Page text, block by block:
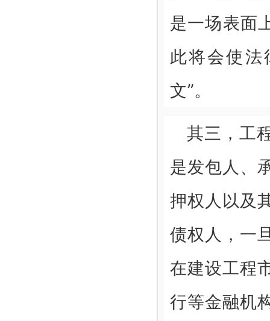
是一场表面
此将会使法
文”。
其三，工
是发包人、
押权人以及
债权人，一
在建设工程
行等金融机